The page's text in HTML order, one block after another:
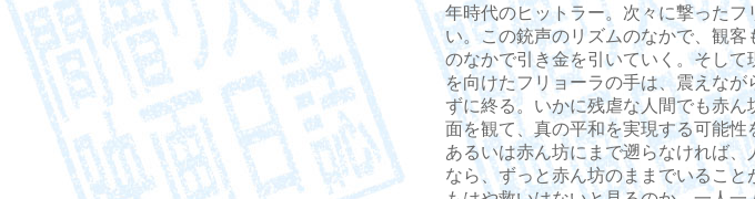
年時代のヒットラー。次々に撃った
い。この銃声のリズムのなかで、観
のなかで引き金を引いていく。そし
を向けたフリョーラの手は、震えな
ずに終る。いかに残虐な人間でも赤
面を観て、真の平和を実現する可能性
あるいは赤ん坊にまで遡らなければ
なら、ずっと赤ん坊のままでいること